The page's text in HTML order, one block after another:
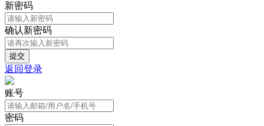
新密码
确认新密码
返回登录
账号
密码